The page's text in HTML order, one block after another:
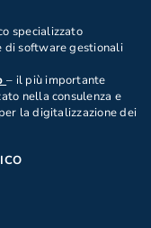
specializzato
di software gestionali
– il più importante
nella consulenza e
la digitalizzazione dei